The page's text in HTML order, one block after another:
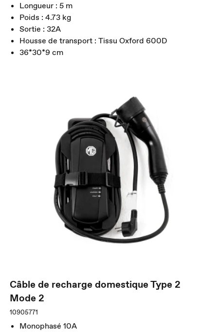
Longueur : 5 m
Poids : 4.73 kg
Sortie : 32A
Housse de transport : Tissu Oxford 600D
36*30*9 cm
Câble de recharge domestique Type 2
Mode 2
10905771
Monophasé 10A